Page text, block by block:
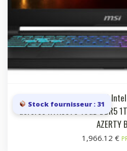
Laptop 15.6i QHD 165Hz IPS
GeForce RTX5070 16GB DDR5
AZERTY
1,966.12 €
Stock fournisseur : 31